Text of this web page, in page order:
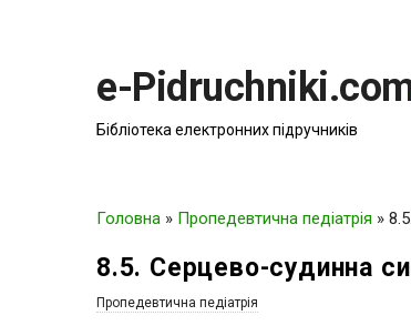
e-
Бібліотека електронних підручників
Головна » Пропедевтична педіатрія »
8.5. Серцево-судинна
Пропедевтична педіатрія